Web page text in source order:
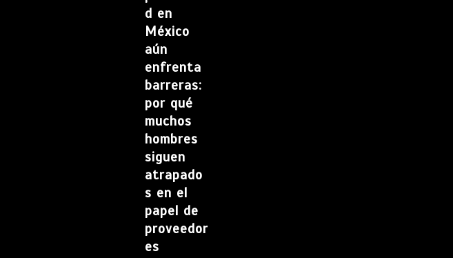
d en
México
aún
enfrenta
barreras:
por qué
muchos
hombres
siguen
atrapado
s en el
papel de
proveedor
es